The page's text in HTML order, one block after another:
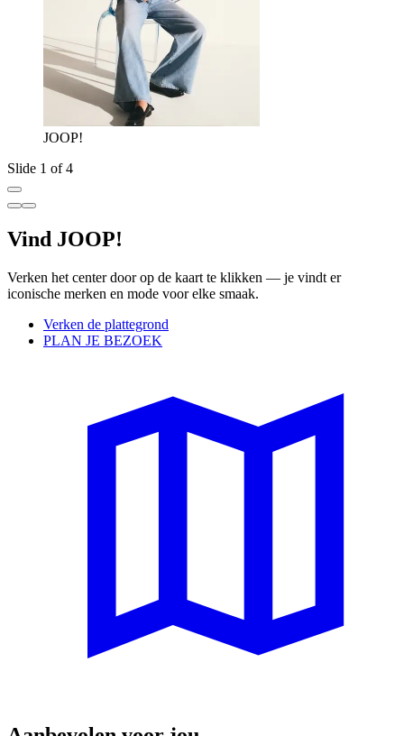
JOOP!
Slide 1 of 4
Vind JOOP!
Verken het center door op de kaart te klikken — je vindt er
iconische merken en mode voor elke smaak.
Verken de plattegrond
PLAN JE BEZOEK